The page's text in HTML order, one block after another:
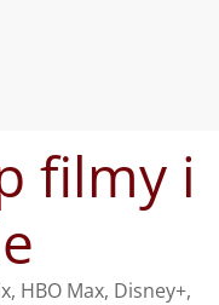
filmy i
HBO Max, Disney+,